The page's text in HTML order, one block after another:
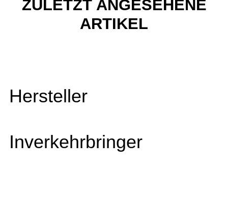
ZULETZT ANGESEHENE
ARTIKEL
Hersteller
Inverkehrbringer